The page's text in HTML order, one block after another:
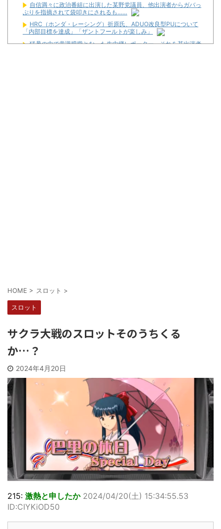
自信満々に政治番組に出演した某野党議員、他出演者からガバっ
ぷりを指摘されて袋叩きにされるも……
HRC（ホンダ・レーシング）折原氏、ADUO改良型PUについて
「内部目標を達成」「ザントフールトが楽しみ」
猛暑の中で意識朦朧となった生中継レポーター、それを某出演者
HOME > スロット >
スロット
サクラ大戦のスロットそのうちくる
か…？
2024年4月20日
215: 激熱と申したか 2024/04/20(土) 15:34:55.53
ID:CIYKiOD50